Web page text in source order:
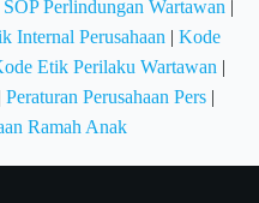
SOP Perlindungan Wartawan |
Internal Perusahaan | Kode
Etik Perilaku Wartawan |
Peraturan Perusahaan Pers|
Ramah Anak